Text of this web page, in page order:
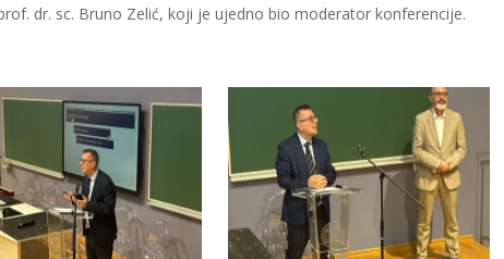
dr. sc. Bruno Zelić, koji je ujedno bio moderator konferencije.